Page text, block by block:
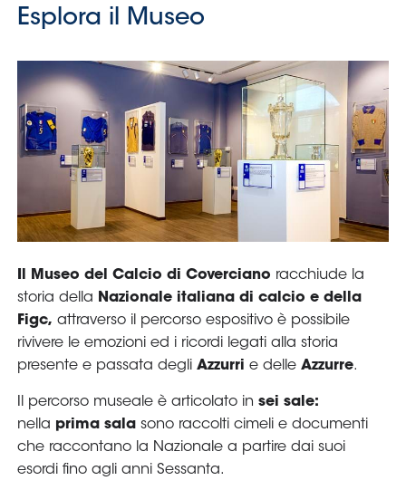
Partner
Paralimpico
Serie
A
Women
Femminile
del
Calcio
Shop
I
partner
nazionali
Assicurazione